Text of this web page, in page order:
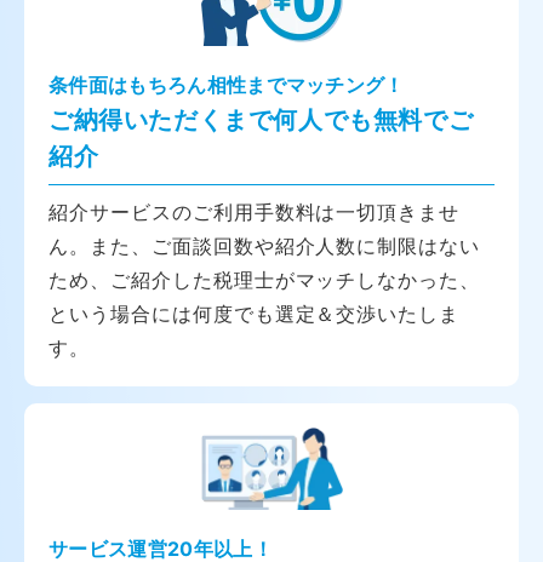
条件面はもちろん相性までマッチング！
ご納得いただくまで何人でも無料でご
紹介
紹介サービスのご利用手数料は一切頂きませ
ん。また、ご面談回数や紹介人数に制限はない
ため、ご紹介した税理士がマッチしなかった、
という場合には何度でも選定＆交渉いたしま
す。
サービス運営20年以上！